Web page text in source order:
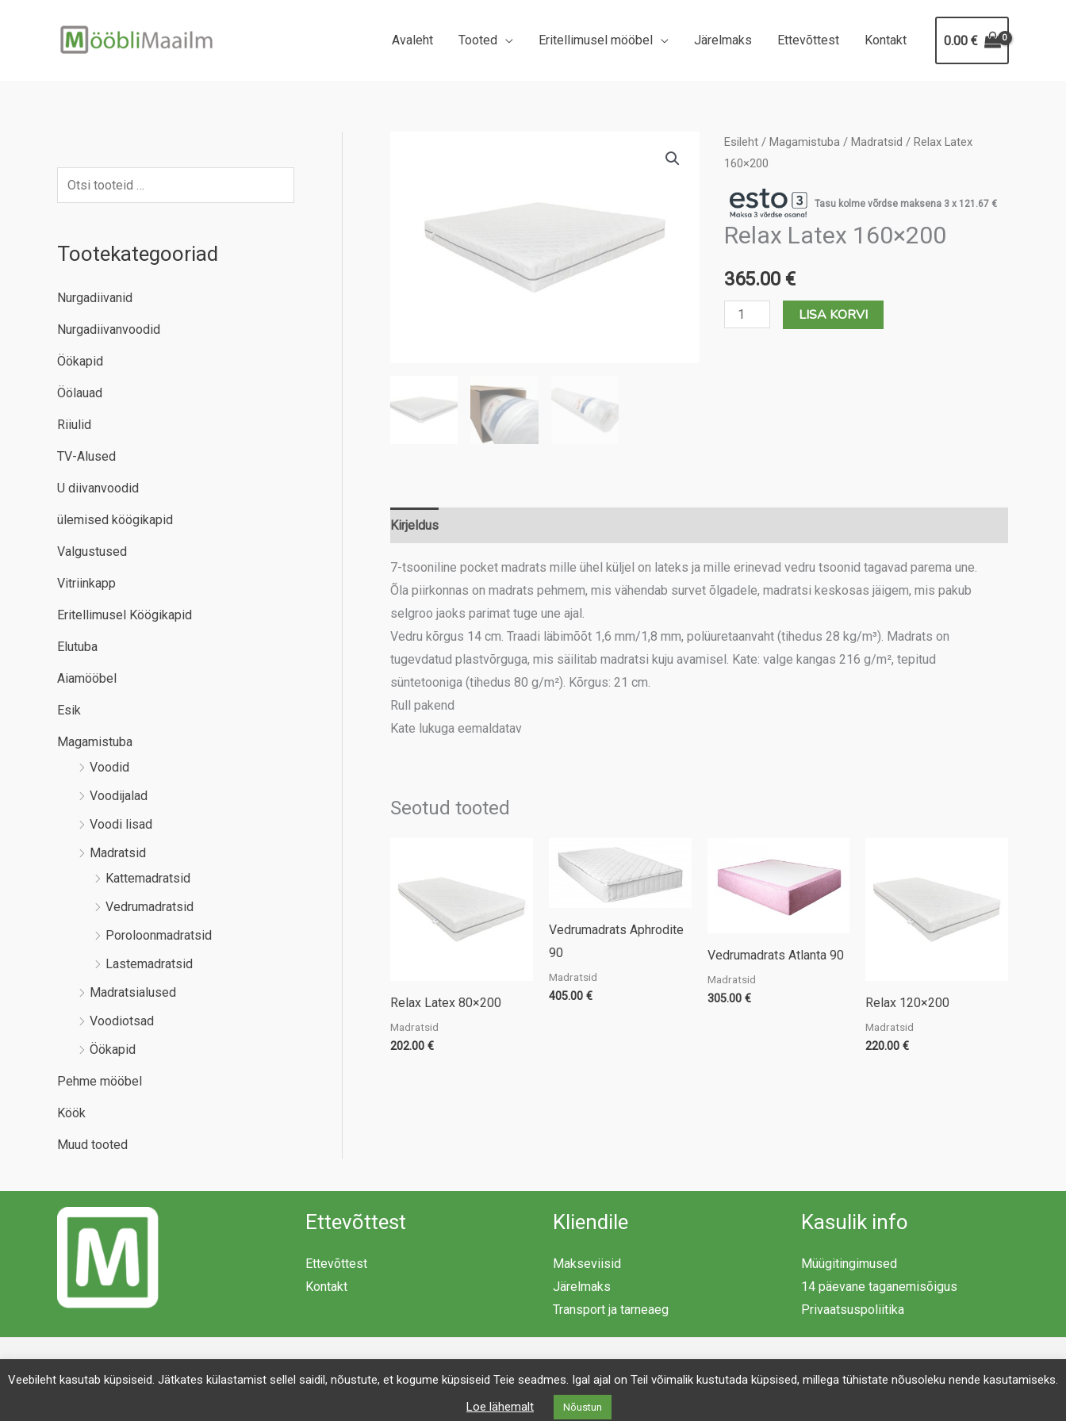
Avaleht Tooted Eritellimusel mööbel Järelmaks Ettevõttest Kontakt 0.00 €
Tootekategooriad
Nurgadiivanid
Nurgadiivanvoodid
Öökapid
Öölauad
Riiulid
TV-Alused
U diivanvoodid
ülemised köögikapid
Valgustused
Vitriinkapp
Eritellimusel Köögikapid
Elutuba
Aiamööbel
Esik
Magamistuba
Voodid
Voodijalad
Voodi lisad
Madratsid
Kattemadratsid
Vedrumadratsid
Poroloonmadratsid
Lastemadratsid
Madratsialused
Voodiotsad
Öökapid
Pehme mööbel
Köök
Muud tooted
Esileht/ Magamistuba/ Madratsid / Relax Latex
160×200
Tasu kolme võrdse maksena 3 x 121.67 €
Relax Latex 160×200
365.00 €
Relax
LISA KORVI
Kirjeldus
7-tsooniline pocket madrats mille ühel küljel on lateks ja mille erinevad vedru tsoonid tagavad parema une.
Õla piirkonnas on madrats pehmem, mis vähendab survet õlgadele, madratsi keskosas jäigem, mis pakub
selgroo jaoks parimat tuge une ajal.
Vedru kõrgus 14 cm. Traadi läbimõõt 1,6 mm/1,8 mm, polüuretaanvaht (tihedus 28 kg/m³). Madrats on
tugevdatud plastvõrguga, mis säilitab madratsi kuju avamisel. Kate: valge kangas 216 g/m², tepitud
süntetooniga (tihedus 80 g/m²). Kõrgus: 21 cm.
Rull pakend
Kate lukuga eemaldatav
Seotud tooted
Relax Latex 80×200
Madratsid
202.00 €
Vedrumadrats Aphrodite
90
Madratsid
405.00 €
Vedrumadrats Atlanta 90
Madratsid
305.00 € Relax 120×200
Madratsid
220.00€
Ettevõttest
Ettevõttest
Kontakt
Kliendile
Makseviisid
Järelmaks
Transport ja tarneaeg
Kasulik info
Müügitingimused
14 päevane taganemisõigus
Privaatsuspoliitika
Veebileht kasutab küpsiseid. Jätkates külastamist sellel saidil, nõustute, et kogume küpsiseid Teie seadmes. Igal ajal on Teil võimalik kustutada küpsised, millega tühistate nõusoleku nende kasutamiseks.
Loe lähemalt
Nõustun